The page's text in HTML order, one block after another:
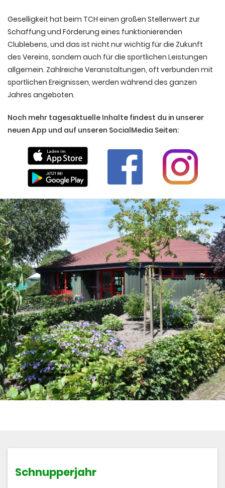
Geselligkeit hat beim TCH einen großen Stellenwert zur
Schaffung und Förderung eines funktionierenden
Clublebens, und das ist nicht nur wichtig für die Zukunft
des Vereins, sondern auch für die sportlichen Leistungen
allgemein. Zahlreiche Veranstaltungen, oft verbunden mit
sportlichen Ereignissen, werden während des ganzen
Jahres angeboten.
Noch mehr tagesaktuelle Inhalte findest du in unserer
neuen App und auf unseren SocialMedia Seiten:
Schnupperjahr